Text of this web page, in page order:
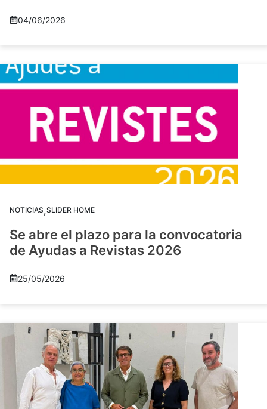
04/06/2026
NOTICIAS,SLIDER HOME
Se abre el plazo para la convocatoria
de Ayudas a Revistas 2026
25/05/2026